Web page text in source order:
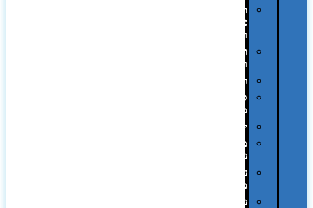
תיקי
ומכתביות
תערוכות
וכנסים
רמקולים
סוכריות
ממותגות
יודאיקה
מארזי
עטים
עטי
מתכת
עטי